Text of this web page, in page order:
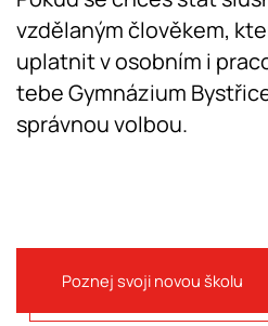
vzdělaným člověkem,
uplatnit v osobním i
tebe Gymnázium
správnou volbou.
Poznej svoji novou školu